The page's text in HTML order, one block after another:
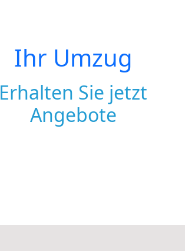
Ihr Umzug
Erhalten Sie jetzt
Angebote